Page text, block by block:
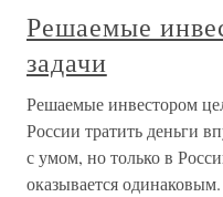
Решаемые
задачи
Решаемые инвестором
России тратить деньги
с умом, но только в
оказывается